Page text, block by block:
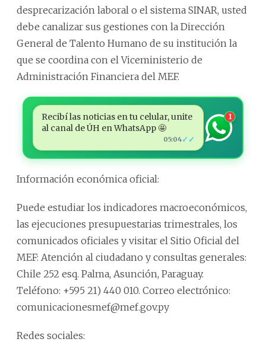
desprecarización laboral o el sistema SINAR, usted
debe canalizar sus gestiones con la Dirección
General de Talento Humano de su institución la
que se coordina con el Viceministerio de
Administración Financiera del MEF.
Recibí las noticias en tu celular, unite
al canal de ÚH en WhatsApp 🤩
05:04✓✓
1
Información económica oficial:
Puede estudiar los indicadores macroeconómicos,
las ejecuciones presupuestarias trimestrales, los
comunicados oficiales y visitar el Sitio Oficial del
MEF: Atención al ciudadano y consultas generales:
Chile 252 esq. Palma, Asunción, Paraguay.
Teléfono: +595 21) 440 010. Correo electrónico:
comunicacionesmef@mef.gov.py
Redes sociales: